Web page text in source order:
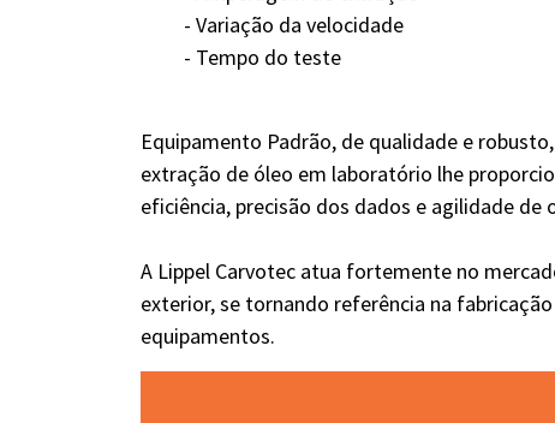
- Variação da velocidade
- Tempo do teste
Equipamento Padrão, de qualidade e
extração de óleo em laboratório lhe
eficiência, precisão dos dados e agilidade de
A Lippel Carvotec atua fortemente no
exterior, se tornando referência na
equipamentos.